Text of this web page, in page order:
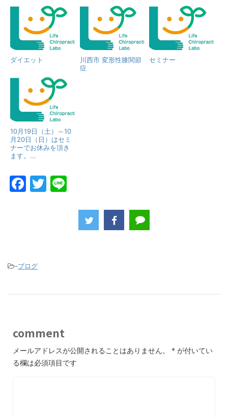
ダイエット
川西市 変形性膝関節
症
セミナー
10月19日（土）～10
月20日（日）はセミ
ナーでお休みを頂き
ます。...
F
o
k
T
-ブログ
comment
メールアドレスが公開されることはありません。 * が付いてい
る欄は必須項目です